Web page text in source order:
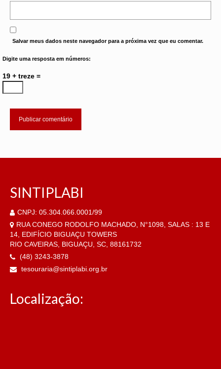
Salvar meus dados neste navegador para a próxima vez que eu comentar.
Digite uma resposta em números:
19 + treze =
SINTIPLABI
CNPJ: 05.304.066.0001/99
RUA CONEGO RODOLFO MACHADO, N°1098, SALAS : 13 E
14, EDIFÍCIO BIGUAÇU TOWERS
RIO CAVEIRAS, BIGUAÇU, SC, 88161732
(48) 3243-3878
tesouraria@sintiplabi.org.br
Localização: